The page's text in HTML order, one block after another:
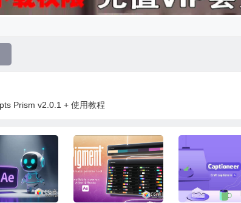
Prism v2.0.1 + 使用教程